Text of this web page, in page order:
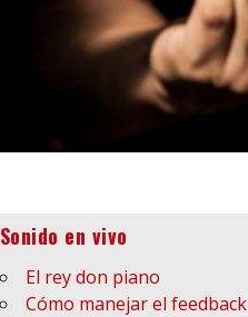
Sonido en vivo
El rey don piano
Cómo manejar el feedback